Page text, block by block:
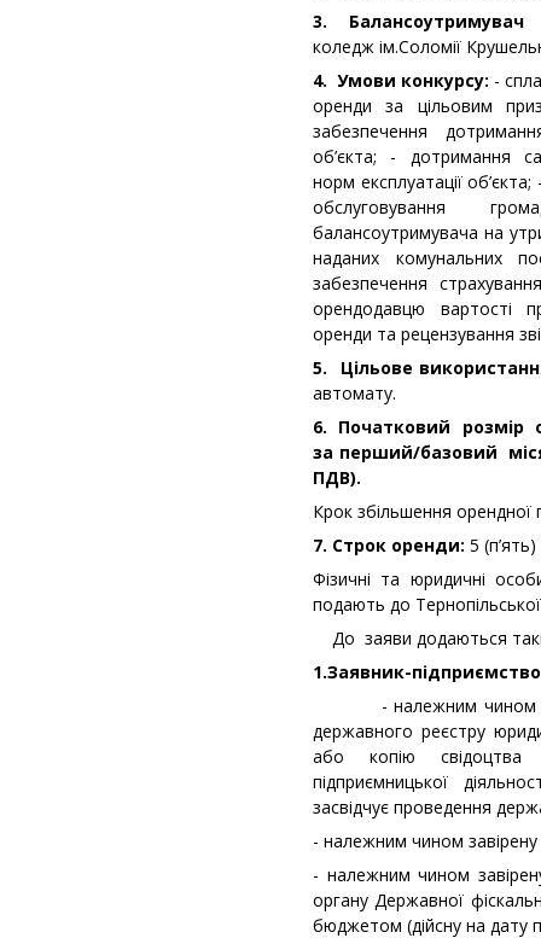
3. Балансоутримувач
коледж ім.Соломії
4. Умови конкурсу: -
оренди за цільовим
забезпечення
об’єкта; - дотримання
норм експлуатації
обслуговування
балансоутримувача на
наданих комунальних
забезпечення
орендодавцю вартості
оренди та рецензування
5. Цільове
автомату.
6. Початковий розмір
за перший/базовий
ПДВ).
Крок збільшення орендної
7. Строк оренди: 5
Фізичні та юридичні
подають до
До заяви додаються
1.Заявник-
- належним чином
державного реєстру
або копію свідоцтва
підприємницької
засвідчує проведення
- належним чином завірену
- належним чином
органу Державної
бюджетом (дійсну на дату